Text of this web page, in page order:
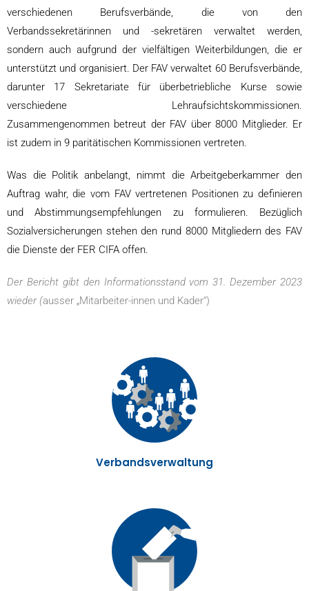
verschiedenen Berufsverbände, die von den
Verbandssekretärinnen und -sekretären verwaltet werden,
sondern auch aufgrund der vielfältigen Weiterbildungen, die er
unterstützt und organisiert. Der FAV verwaltet 60 Berufsverbände,
darunter 17 Sekretariate für überbetriebliche Kurse sowie
verschiedene Lehraufsichtskommissionen.
Zusammengenommen betreut der FAV über 8000 Mitglieder. Er
ist zudem in 9 paritätischen Kommissionen vertreten.
Was die Politik anbelangt, nimmt die Arbeitgeberkammer den
Auftrag wahr, die vom FAV vertretenen Positionen zu definieren
und Abstimmungsempfehlungen zu formulieren. Bezüglich
Sozialversicherungen stehen den rund 8000 Mitgliedern des FAV
die Dienste der FER CIFA offen.
Der Bericht gibt den Informationsstand vom 31. Dezember 2023
wieder (ausser „Mitarbeiter-innen und Kader“)
Verbandsverwaltung